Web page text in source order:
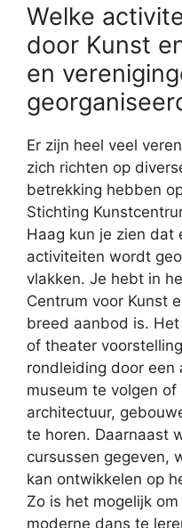
Welke
door Kunst
en
Er zijn heel veel
zich richten op
betrekking hebben
Stichting
Haag kun je zien dat
activiteiten wordt
vlakken. Je hebt in
Centrum voor Kunst
breed aanbod is.
of theater
rondleiding door
museum te volgen
architectuur,
te horen. Daarnaast
cursussen gegeven,
kan ontwikkelen op
Zo is het mogelijk
moderne dans te